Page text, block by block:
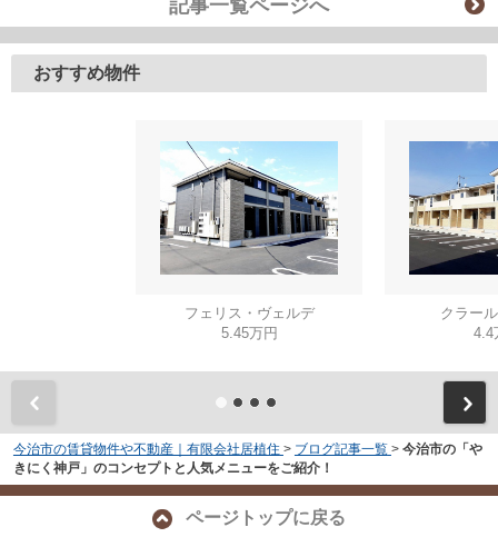
記事一覧ページへ
おすすめ物件
フェリス・ヴェルデ
5.45万円
クラー
4.4
今治市の賃貸物件や不動産｜有限会社居植住 > ブログ記事一覧 > 今治市の「や
きにく神戸」のコンセプトと人気メニューをご紹介！
ページトップに戻る